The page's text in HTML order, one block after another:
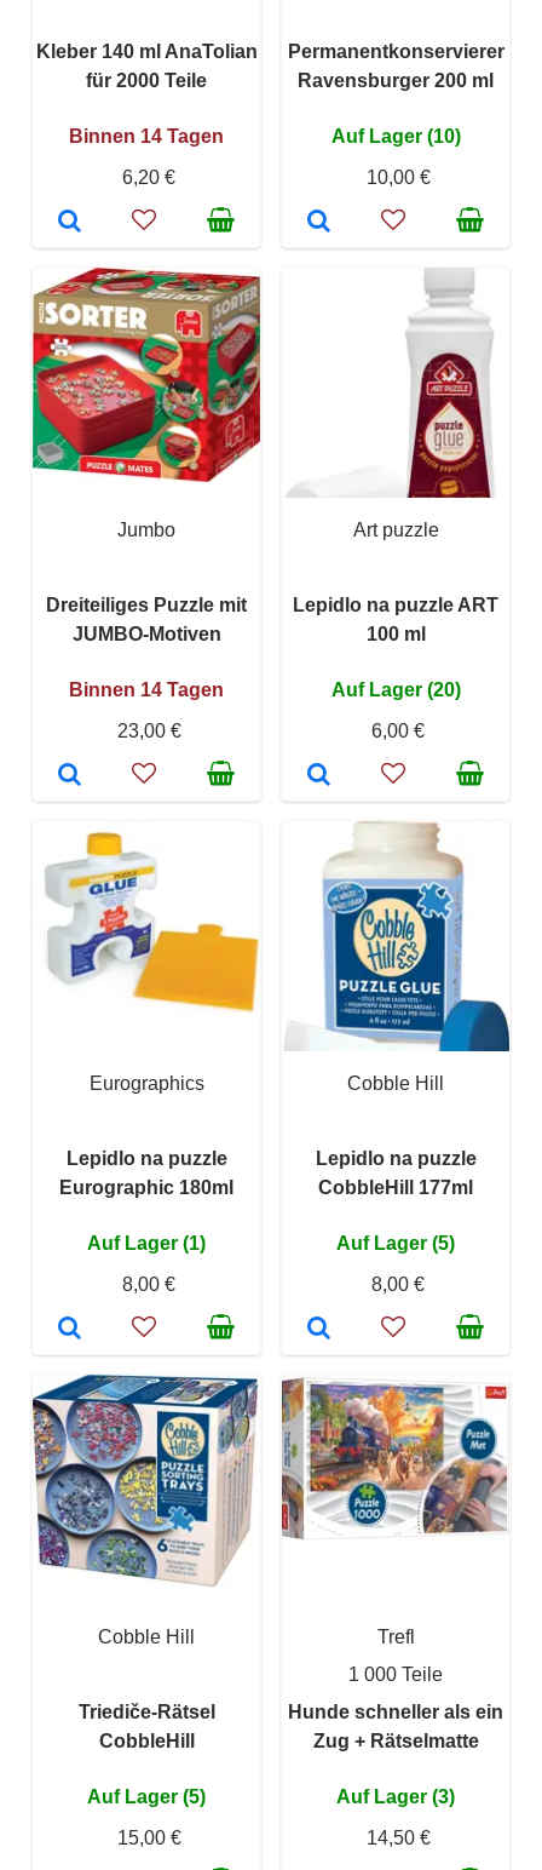
Kleber 140 ml AnaTolian
für 2000 Teile
Binnen 14 Tagen
6,20 €
Permanentkonservierer
Ravensburger 200 ml
Auf Lager (10)
10,00 €
Jumbo
Dreiteiliges Puzzle mit
JUMBO-Motiven
Binnen 14 Tagen
23,00 €
Art puzzle
Lepidlo na puzzle ART
100 ml
Auf Lager (20)
6,00 €
Eurographics
Lepidlo na puzzle
Eurographic 180ml
Auf Lager (1)
8,00 €
Cobble Hill
Lepidlo na puzzle
CobbleHill 177ml
Auf Lager (5)
8,00 €
Cobble Hill
Triediče-Rätsel
CobbleHill
Auf Lager (5)
15,00 €
Trefl
1 000 Teile
Hunde schneller als ein
Zug + Rätselmatte
Auf Lager (3)
14,50 €